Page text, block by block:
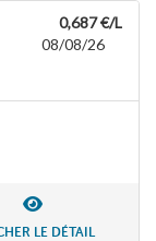
0,687 €/L
08/08/26
LE DÉTAIL